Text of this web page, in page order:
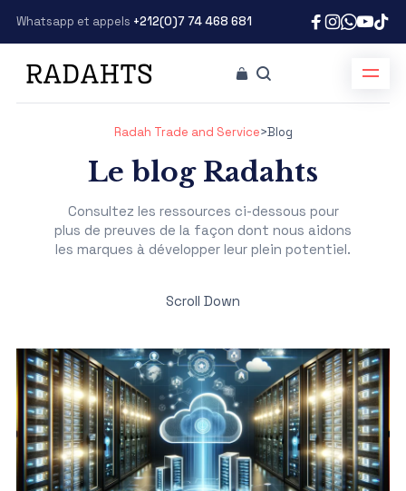
Whatsapp et appels +212(0)7 74 468 681
Radah Trade and Service>Blog
Le blog Radahts
Consultez les ressources ci-dessous pour
plus de preuves de la façon dont nous aidons
les marques à développer leur plein potentiel.
Scroll Down